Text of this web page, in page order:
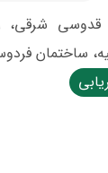
قدوسی شرقی،
ساختمان